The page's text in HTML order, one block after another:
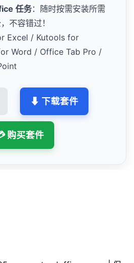
任务：随时按需安装所需
不容错过！
Excel / Kutools for
Word / Office Tab Pro /
⬇ 下载套件
购买套件